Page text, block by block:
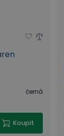
černá
Koupit